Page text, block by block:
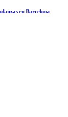
en Barcelona